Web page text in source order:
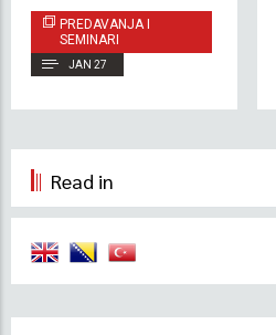
inspirisali buduće
studente na Zimskoj
školi
PREDAVANJA I
SEMINARI
JAN 27
Read in